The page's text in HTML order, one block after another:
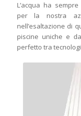
L’acqua ha
per la nostra
nell’esaltazione di
piscine uniche e
perfetto tra